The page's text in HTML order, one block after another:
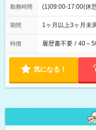
勤務時間 (1)09:00-17:00(休
期間 1ヶ月以上3ヶ月未
特徴 履歴書不要 / 40～
気になる！